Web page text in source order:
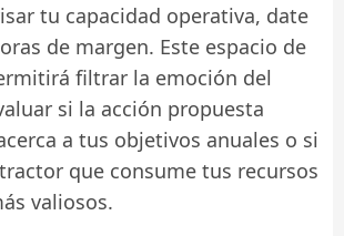
tu capacidad operativa, date
de margen. Este espacio de
filtrar la emoción del
si la acción propuesta
a tus objetivos anuales o si
que consume tus recursos
valiosos.